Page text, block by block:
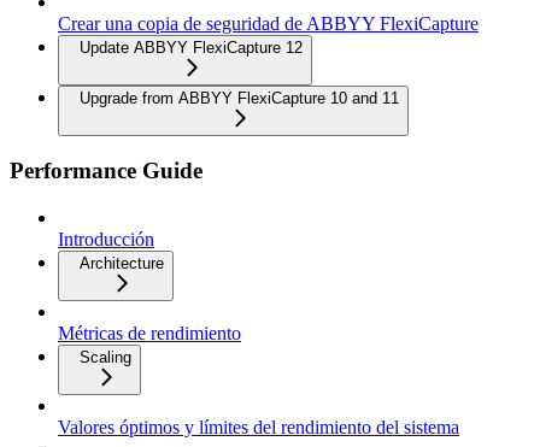
Crear una copia de seguridad de ABBYY FlexiCapture
Update ABBYY FlexiCapture 12
Upgrade from ABBYY FlexiCapture 10 and 11
Performance Guide
Introducción
Architecture
Métricas de rendimiento
Scaling
Valores óptimos y límites del rendimiento del sistema